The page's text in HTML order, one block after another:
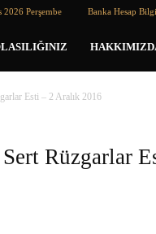
2026 Perşembe Banka Hesap
Esti – 2 Aralık 2016
Rüzgarlar